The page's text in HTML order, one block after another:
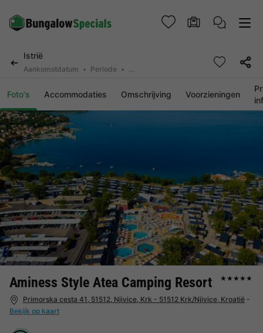
Istrië
Aankomstdatum Periode 2 deelnemers, 0 huisdier
Foto's Accommodaties Omschrijving Voorzieningen
Aminess Style Atea Camping Resort ★★★★★
Primorska cesta 41, 51512, Njivice, Krk - 51512 Krk/Njivice, Kroatië -
Bekijk op kaart